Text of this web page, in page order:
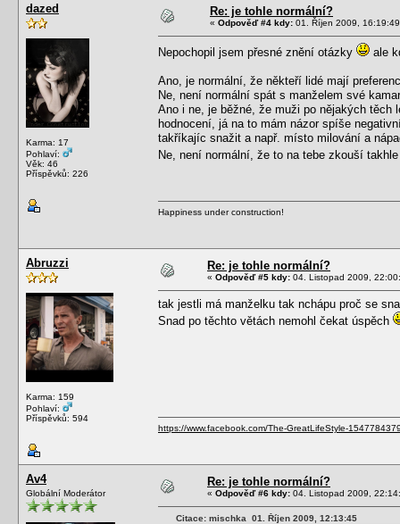
dazed
Karma: 17
Pohlaví:
Věk: 46
Příspěvků: 226
Re: je tohle normální?
« Odpověď #4 kdy: 01. Říjen 2009,
Nepochopil jsem přesné znění otázky ale
Ano, je normální, že někteří lidé mají
Ne, není normální spát s manželem své
Ano i ne, je běžné, že muži po nějakých
hodnocení, já na to mám názor spíše
takříkajíc snažit a např. místo milování a
Ne, není normální, že to na tebe zkouší
Happiness under construction!
Abruzzi
Karma: 159
Pohlaví:
Příspěvků: 594
Re: je tohle normální?
« Odpověď #5 kdy: 04. Listopad 2009,
tak jestli má manželku tak nchápu proč se
Snad po těchto větách nemohl čekat úspěch
https://www.facebook.com/The-GreatLifeStyle-
Av4
Globální Moderátor
Re: je tohle normální?
« Odpověď #6 kdy: 04. Listopad 2009,
Citace: mischka 01. Říjen 2009, 12:13:45